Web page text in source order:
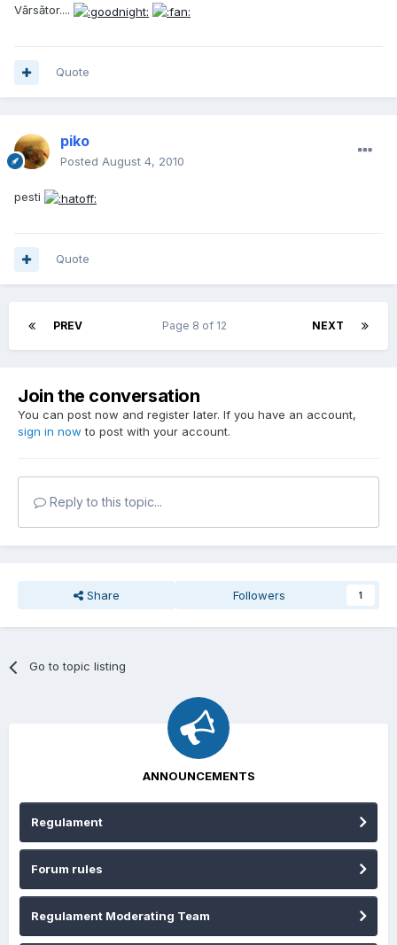
Vărsător....
Quote
piko
Posted August 4, 2010
pesti
Quote
PREV NEXT
Page 8 of 12
Join the conversation
You can post now and register later. If you have an account,
sign in now to post with your account.
Reply to this topic...
Share Followers 1
Go to topic listing
ANNOUNCEMENTS
Regulament
Forum rules
Regulament Moderating Team